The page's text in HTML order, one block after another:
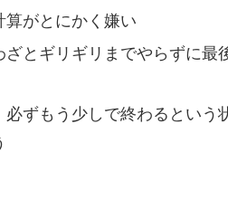
がとにかく嫌い
とギリギリまでやらずに最
ずもう少しで終わるという